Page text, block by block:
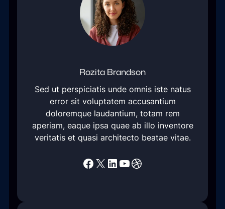
Rozita Brandson
Sed ut perspiciatis unde omnis iste natus
error sit voluptatem accusantium
doloremque laudantium, totam rem
aperiam, eaque ipsa quae ab illo inventore
veritatis et quasi architecto beatae vitae.
Facebook X LinkedIn YouTube Dribbble